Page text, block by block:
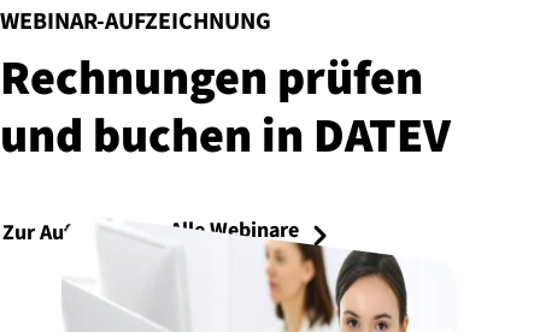
WEBINAR-AUFZEICHNUNG
:
Rechnungen prüfen
und buchen in DATEV
Zur Aufzeichnung Alle Webinare